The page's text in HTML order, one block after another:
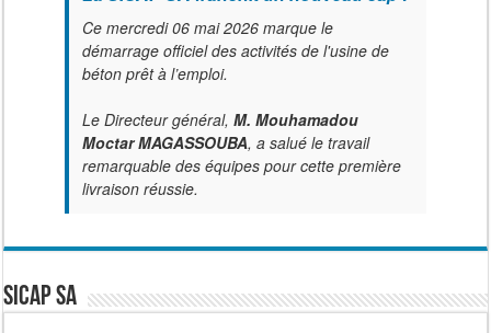
Ce mercredi 06 mai 2026 marque le
démarrage officiel des activités de l'usine de
béton prêt à l’emploi.
Le Directeur général, M. Mouhamadou
Moctar MAGASSOUBA, a salué le travail
remarquable des équipes pour cette première
livraison réussie.
SICAP SA